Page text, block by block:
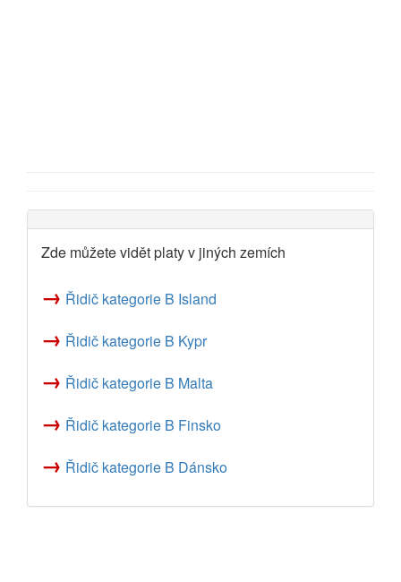
Zde můžete vidět platy v jiných zemích
→ Řidič kategorie B Island
→ Řidič kategorie B Kypr
→ Řidič kategorie B Malta
→ Řidič kategorie B Finsko
→ Řidič kategorie B Dánsko